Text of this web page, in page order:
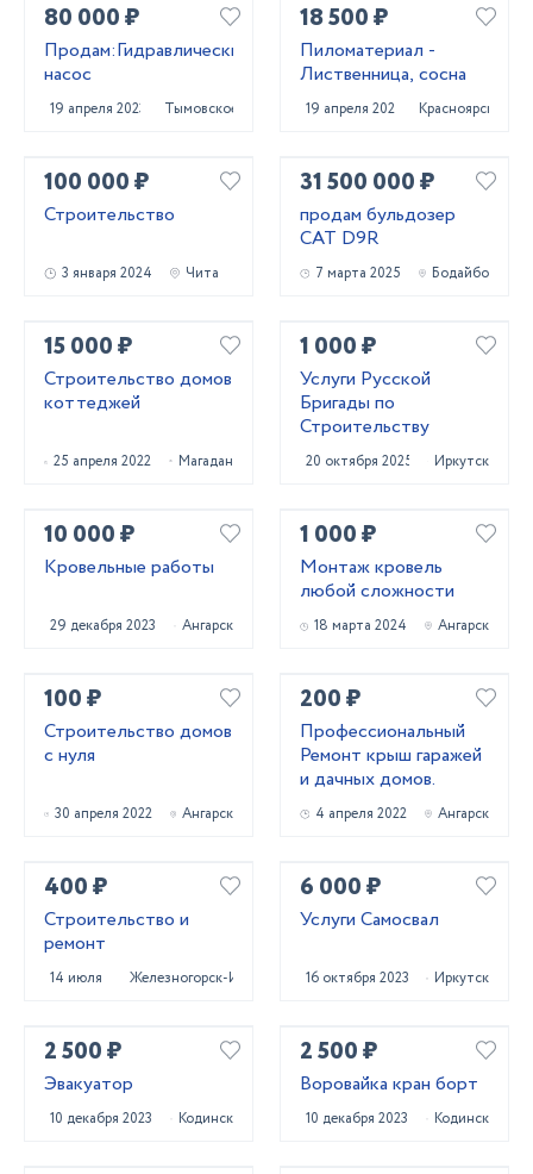
80 000 ₽
Продам:Гидравлический
насос
19 апреля 2023 Тымовское
18 500 ₽
Пиломатериал -
Лиственница, сосна
19 апреля 2022 Красноярск
100 000 ₽
Строительство
3 января 2024 Чита
31 500 000 ₽
продам бульдозер
CAT D9R
7 марта 2025 Бодайбо
15 000 ₽
Строительство домов
коттеджей
25 апреля 2022 Магадан
1 000 ₽
Услуги Русской
Бригады по
Строительству
20 октября 2025 Иркутск
10 000 ₽
Кровельные работы
29 декабря 2023 Ангарск
1 000 ₽
Монтаж кровель
любой сложности
18 марта 2024 Ангарск
100 ₽
Строительство домов
с нуля
30 апреля 2022 Ангарск
200 ₽
Профессиональный
Ремонт крыш гаражей
и дачных домов.
4 апреля 2022 Ангарск
400 ₽
Строительство и
ремонт
14 июля 2022Железногорск-Илимский
6 000 ₽
Услуги Самосвал
16 октября 2023 Иркутск
2 500 ₽
Эвакуатор
10 декабря 2023 Кодинск
2 500 ₽
Воровайка кран борт
10 декабря 2023 Кодинск